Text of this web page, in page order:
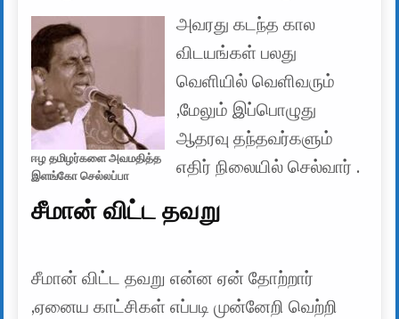
ஈழ தமிழர்களை அவமதித்த
இளங்கோ செல்லப்பா
அவரது கடந்த கால
விடயங்கள் பலது
வெளியில் வெளிவரும்
,மேலும் இப்பொழுது
ஆதரவு தந்தவர்களும்
எதிர் நிலையில் செல்வார் .
சீமான் விட்ட தவறு
சீமான் விட்ட தவறு என்ன ஏன் தோற்றார்
,ஏனைய காட்சிகள் எப்படி முன்னேறி வெற்றி